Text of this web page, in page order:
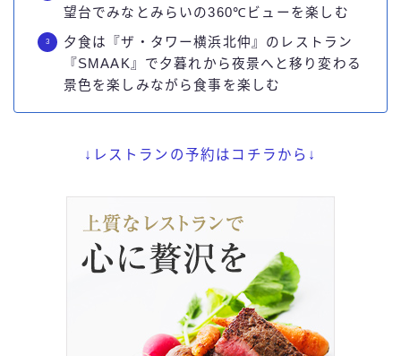
望台でみなとみらいの360℃ビューを楽しむ
夕食は『ザ・タワー横浜北仲』のレストラン
『SMAAK』で夕暮れから夜景へと移り変わる
景色を楽しみながら食事を楽しむ
↓ レストランの予約はコチラから↓